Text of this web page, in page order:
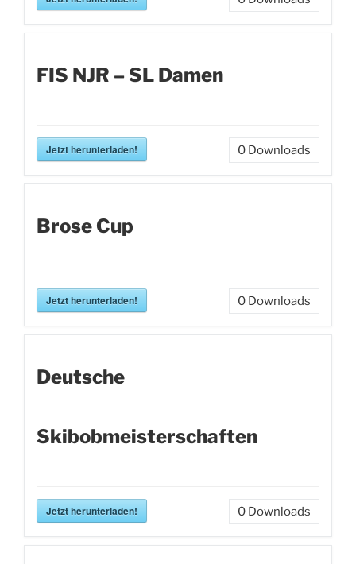
FIS NJR – SL Damen
Jetzt herunterladen! 0 Downloads
Brose Cup
Jetzt herunterladen! 0 Downloads
Deutsche
Skibobmeisterschaften
Jetzt herunterladen! 0 Downloads